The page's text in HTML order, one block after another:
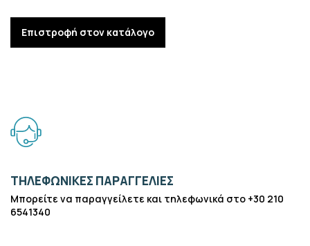
Επιστροφή στον κατάλογο
ΤΗΛΕΦΩΝΙΚΕΣ ΠΑΡΑΓΓΕΛΙΕΣ
Μπορείτε να παραγγείλετε και τηλεφωνικά στο +30 210
6541340